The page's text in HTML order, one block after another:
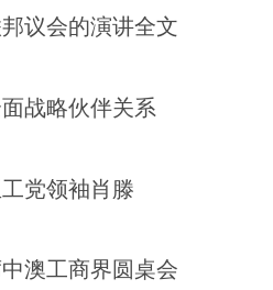
议会的演讲全文
战略伙伴关系
党领袖肖滕
澳工商界圆桌会